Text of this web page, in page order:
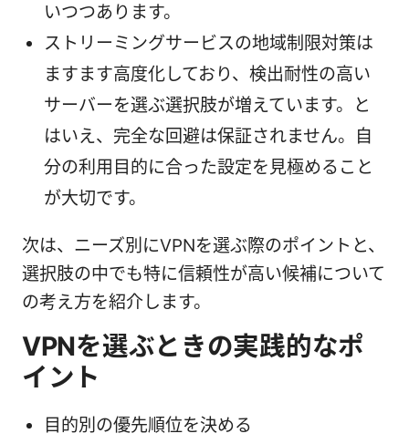
いつつあります。
ストリーミングサービスの地域制限対策は
ますます高度化しており、検出耐性の高い
サーバーを選ぶ選択肢が増えています。と
はいえ、完全な回避は保証されません。自
分の利用目的に合った設定を見極めること
が大切です。
次は、ニーズ別にVPNを選ぶ際のポイントと、
選択肢の中でも特に信頼性が高い候補について
の考え方を紹介します。
VPNを選ぶときの実践的なポ
イント
目的別の優先順位を決める